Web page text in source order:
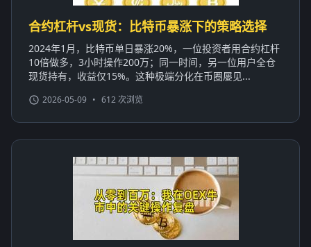
合约杠杆vs现货：比特币暴涨下的策略选择
2024年1月，比特币单日暴涨20%，一位投资者用合约杠杆
10倍做多，3小时操作200万；同一时间，另一位用户全仓
现货持有，收益仅15%。这种极端分化在币圈屡见...
2026-05-09 • 612 次浏览